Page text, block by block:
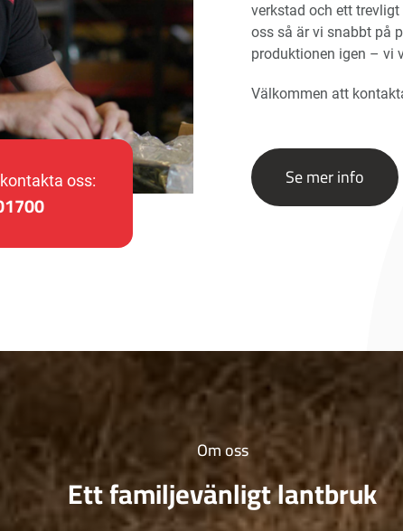
oss:
verkstad och ett
oss så är vi snabbt på
produktionen igen – vi
Välkommen att
Se mer info
Om oss
Ett familjevänligt lantbruk